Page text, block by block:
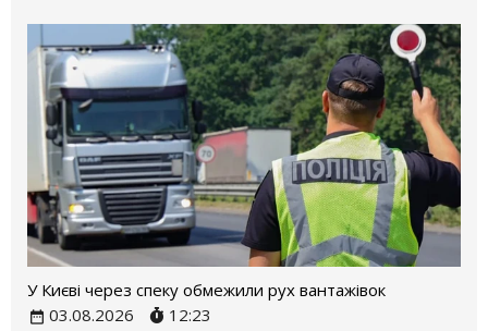
У Києві через спеку обмежили рух вантажівок
03.08.2026
12:23